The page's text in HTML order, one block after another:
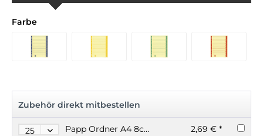
Farbe
Zubehör direkt mitbestellen
Papp Ordner A4 8cm breit | Blauer Engel SPARPAKET
2,69 € *